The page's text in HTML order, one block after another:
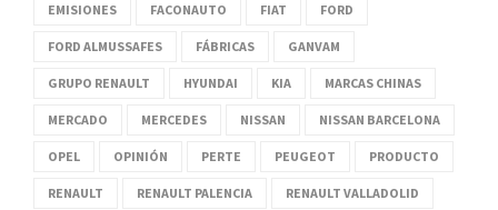
EMISIONES FACONAUTO FIAT FORD
FORD ALMUSSAFES FÁBRICAS GANVAM
GRUPO RENAULT HYUNDAI KIA MARCAS CHINAS
MERCADO MERCEDES NISSAN NISSAN BARCELONA
OPEL OPINIÓN PERTE PEUGEOT PRODUCTO
RENAULT RENAULT PALENCIA RENAULT VALLADOLID